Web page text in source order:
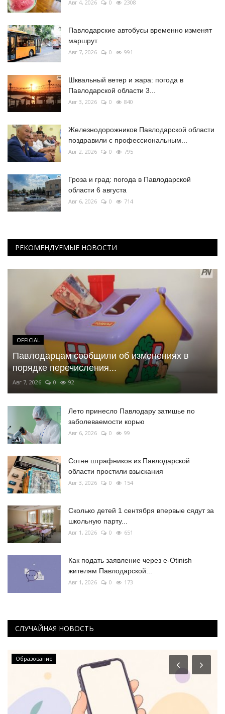
Авг 4, 2026 0 2308
Павлодарские автобусы временно изменят
маршрут
Авг 7, 2026 0 991
Шквальный ветер и жара: погода в
Павлодарской области 3...
Авг 3, 2026 0 840
Железнодорожников Павлодарской области
поздравили с профессиональным...
Авг 2, 2026 0 795
Гроза и град: погода в Павлодарской
области 6 августа
Авг 6, 2026 0 714
РЕКОМЕНДУЕМЫЕ НОВОСТИ
OFFICIAL
Павлодарцам сообщили об изменениях в
порядке перечисления...
Авг 7, 2026 0 92
Лето принесло Павлодару затишье по
заболеваемости корью
Авг 6, 2026 0 99
Сотне штрафников из Павлодарской
области простили взыскания
Авг 3, 2026 0 154
Сколько детей 1 сентября впервые сядут за
школьную парту...
Авг 1, 2026 0 651
Как подать заявление через e-Otinish
жителям Павлодарской...
Авг 1, 2026 0 173
СЛУЧАЙНАЯ НОВОСТЬ
Образование